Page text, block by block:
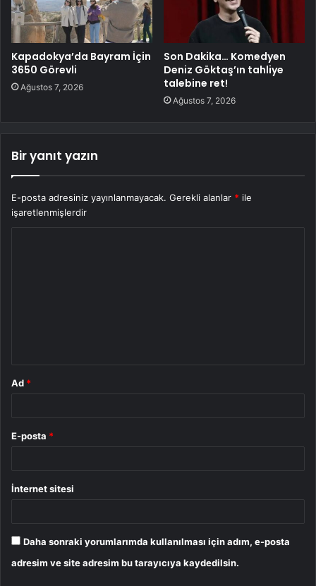
Kapadokya’da Bayram İçin
3650 Görevli
Ağustos 7, 2026
Son Dakika… Komedyen
Deniz Göktaş’ın tahliye
talebine ret!
Ağustos 7, 2026
Bir yanıt yazın
E-posta adresiniz yayınlanmayacak. Gerekli alanlar * ile
işaretlenmişlerdir
Ad *
E-posta *
İnternet sitesi
Daha sonraki yorumlarımda kullanılması için adım, e-posta
adresim ve site adresim bu tarayıcıya kaydedilsin.